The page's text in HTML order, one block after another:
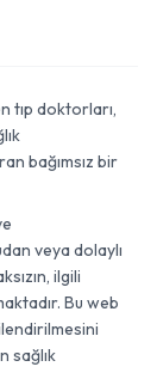
tıp doktorları,
bağımsız bir
veya dolaylı
ilgili
Bu web
sağlık